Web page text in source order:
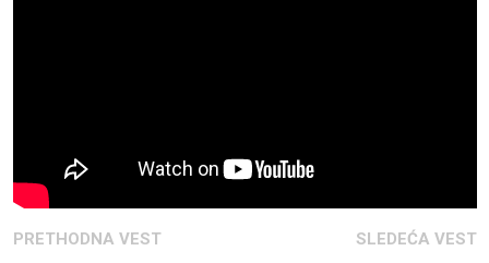
PRETHODNA VEST SLEDEĆA VEST